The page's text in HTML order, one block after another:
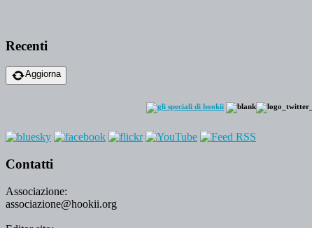
Recenti
Aggiorna
Contatti
Associazione:
associazione@hookii.org